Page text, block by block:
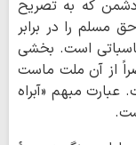
دشمن که به تصریح
را در برابر
است. بخشی
از آن ملت ماست
مبهم «آبراه